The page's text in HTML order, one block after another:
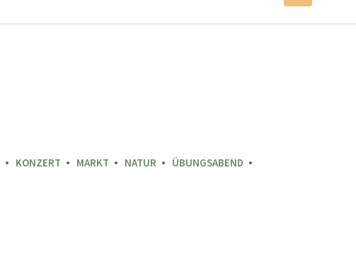
KONZERT MARKT NATUR
ÜBUNGSABEND